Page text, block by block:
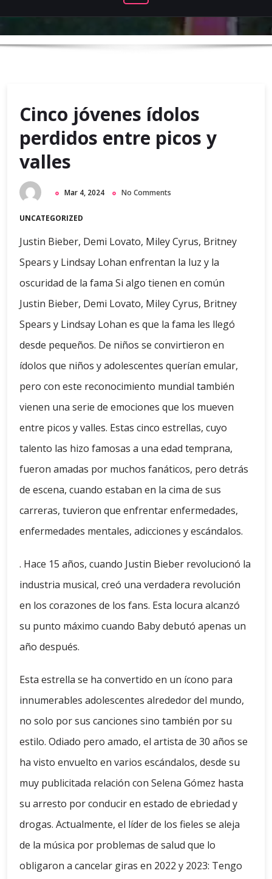
Cinco jóvenes ídolos
perdidos entre picos y
valles
Mar 4, 2024 No Comments
UNCATEGORIZED
Justin Bieber, Demi Lovato, Miley Cyrus, Britney
Spears y Lindsay Lohan enfrentan la luz y la
oscuridad de la fama Si algo tienen en común
Justin Bieber, Demi Lovato, Miley Cyrus, Britney
Spears y Lindsay Lohan es que la fama les llegó
desde pequeños. De niños se convirtieron en
ídolos que niños y adolescentes querían emular,
pero con este reconocimiento mundial también
vienen una serie de emociones que los mueven
entre picos y valles. Estas cinco estrellas, cuyo
talento las hizo famosas a una edad temprana,
fueron amadas por muchos fanáticos, pero detrás
de escena, cuando estaban en la cima de sus
carreras, tuvieron que enfrentar enfermedades,
enfermedades mentales, adicciones y escándalos.
. Hace 15 años, cuando Justin Bieber revolucionó la
industria musical, creó una verdadera revolución
en los corazones de los fans. Esta locura alcanzó
su punto máximo cuando Baby debutó apenas un
año después.
Esta estrella se ha convertido en un ícono para
innumerables adolescentes alrededor del mundo,
no solo por sus canciones sino también por su
estilo. Odiado pero amado, el artista de 30 años se
ha visto envuelto en varios escándalos, desde su
muy publicitada relación con Selena Gómez hasta
su arresto por conducir en estado de ebriedad y
drogas. Actualmente, el líder de los fieles se aleja
de la música por problemas de salud que lo
obligaron a cancelar giras en 2022 y 2023: Tengo